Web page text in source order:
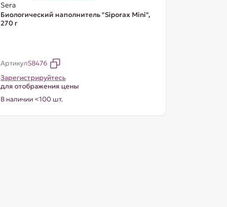
Sera
Биологический наполнитель "Siporax Mini",
270 г
АртикулS8476
Зарегистрируйтесь
для отображения цены
В наличии <100 шт.